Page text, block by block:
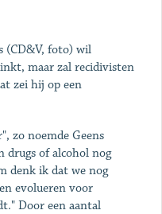
(CD&V, foto) wil
maar zal recidivisten
zei hij op een
zo noemde Geens
drugs of alcohol nog
denk ik dat we nog
evolueren voor
Door een aantal